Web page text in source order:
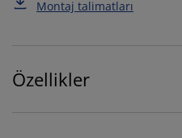
Montaj talimatları
Özellikler